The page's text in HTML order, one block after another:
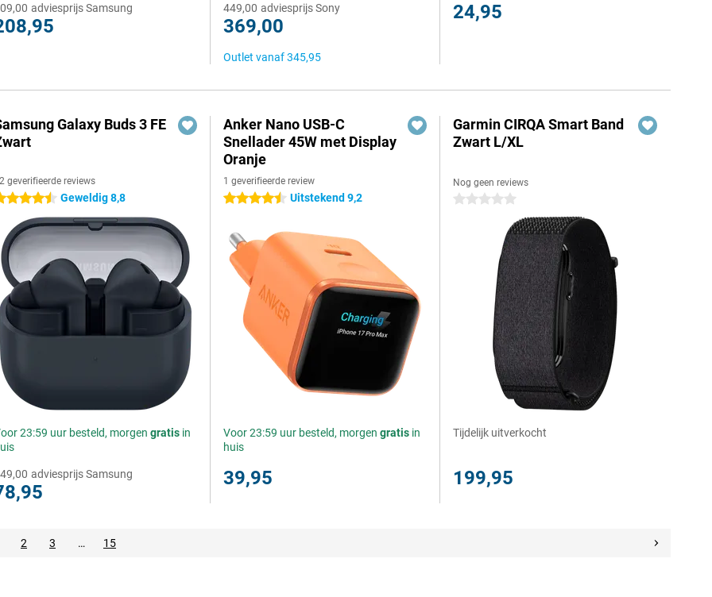
adviesprijs Samsung 449,00 adviesprijs Sony
369,00
Outlet vanaf345,95
24,95
Galaxy Buds 3 FE
geverifieerde reviews
sterren Geweldig 8,8
23:59 uur besteld, morgen gratis in
adviesprijs Samsung
Anker Nano USB-C
Snellader 45W met Display
Oranje
1 geverifieerde review
4.5 sterren Uitstekend 9,2
Voor 23:59 uur besteld, morgengratis in
huis
39,95
Garmin CIRQA Smart Band
Zwart L/XL
Nog geen reviews
0 sterren
Tijdelijk uitverkocht
199,95
2 3 … 15